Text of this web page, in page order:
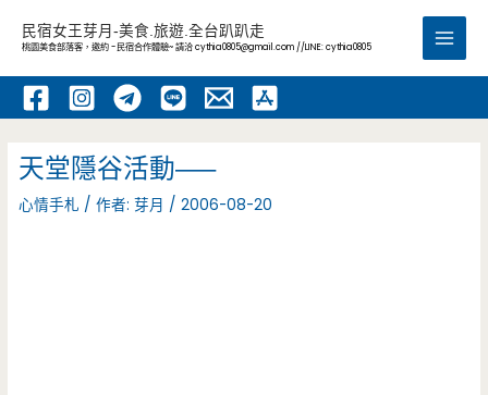
內
民宿女王芽月-美食.旅遊.全台趴趴走
桃園美食部落客，邀約 -民宿合作體驗~ 請洽cythia0805@gmail.com //LINE: cythia0805
Main
天堂隱谷活動—–
心情手札 / 作者:芽月 /2006-08-20